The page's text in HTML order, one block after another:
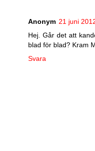
Anonym 21 juni
Hej. Går det att
blad för blad? Kram
Svara